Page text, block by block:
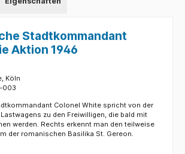
Stadtkommandant
Aktion 1946
Köln
003
Colonel White spricht von der
zu den Freiwilligen, die bald mit
werden. Rechts erkennt man den teilweise
der romanischen Basilika St. Gereon.